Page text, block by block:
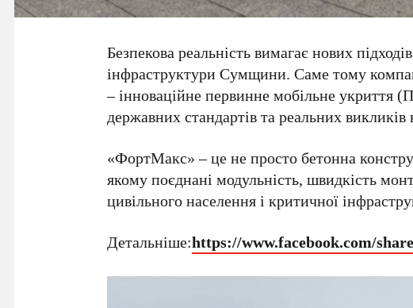
Безпекова реальність вимагає нових
інфраструктури Сумщини. Саме тому
– інноваційне первинне мобільне укриття
державних стандартів та реальних викликів
«ФортМакс» – це не просто бетонна
якому поєднані модульність, швидкість
цивільного населення і критичної
Детальніше:https://www.facebook.com/